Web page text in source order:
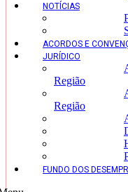
NOTÍCIAS
ACORDOS E
JURÍDICO
Região
Região
FUNDO DOS